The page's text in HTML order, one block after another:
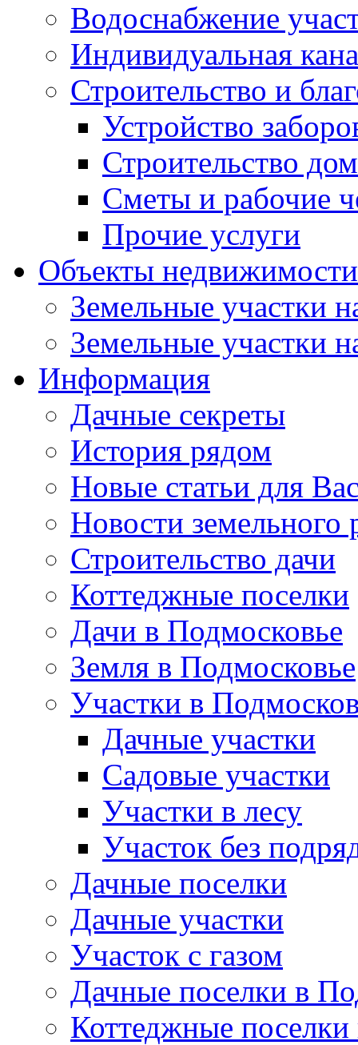
Водоснабжение
Индивидуальная
Строительство и
Устройство
Строительство
Сметы и рабочие
Прочие услуги
Объекты недвижимости
Земельные участки
Земельные участки
Информация
Дачные секреты
История рядом
Новые статьи для
Новости земельного
Строительство дачи
Коттеджные поселки
Дачи в Подмосковье
Земля в Подмосковье
Участки в
Дачные участки
Садовые участки
Участки в лесу
Участок без
Дачные поселки
Дачные участки
Участок с газом
Дачные поселки в
Коттеджные